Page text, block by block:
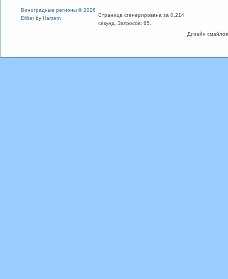
Дизайн
Виноградные регионы © 2026
Dilberby Harzem
Страница сгенерирована за 0.214
секунд. Запросов: 65.